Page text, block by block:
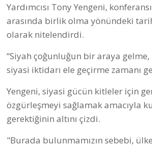
Yardımcısı Tony Yengeni,
arasında birlik olma yönündeki
olarak nitelendirdi.
“Siyah çoğunluğun bir araya
siyasi iktidarı ele geçirme zamanı
Yengeni, siyasi gücün kitleler için
özgürleşmeyi sağlamak amacıyla
gerektiğinin altını çizdi.
"Burada bulunmamızın sebebi,